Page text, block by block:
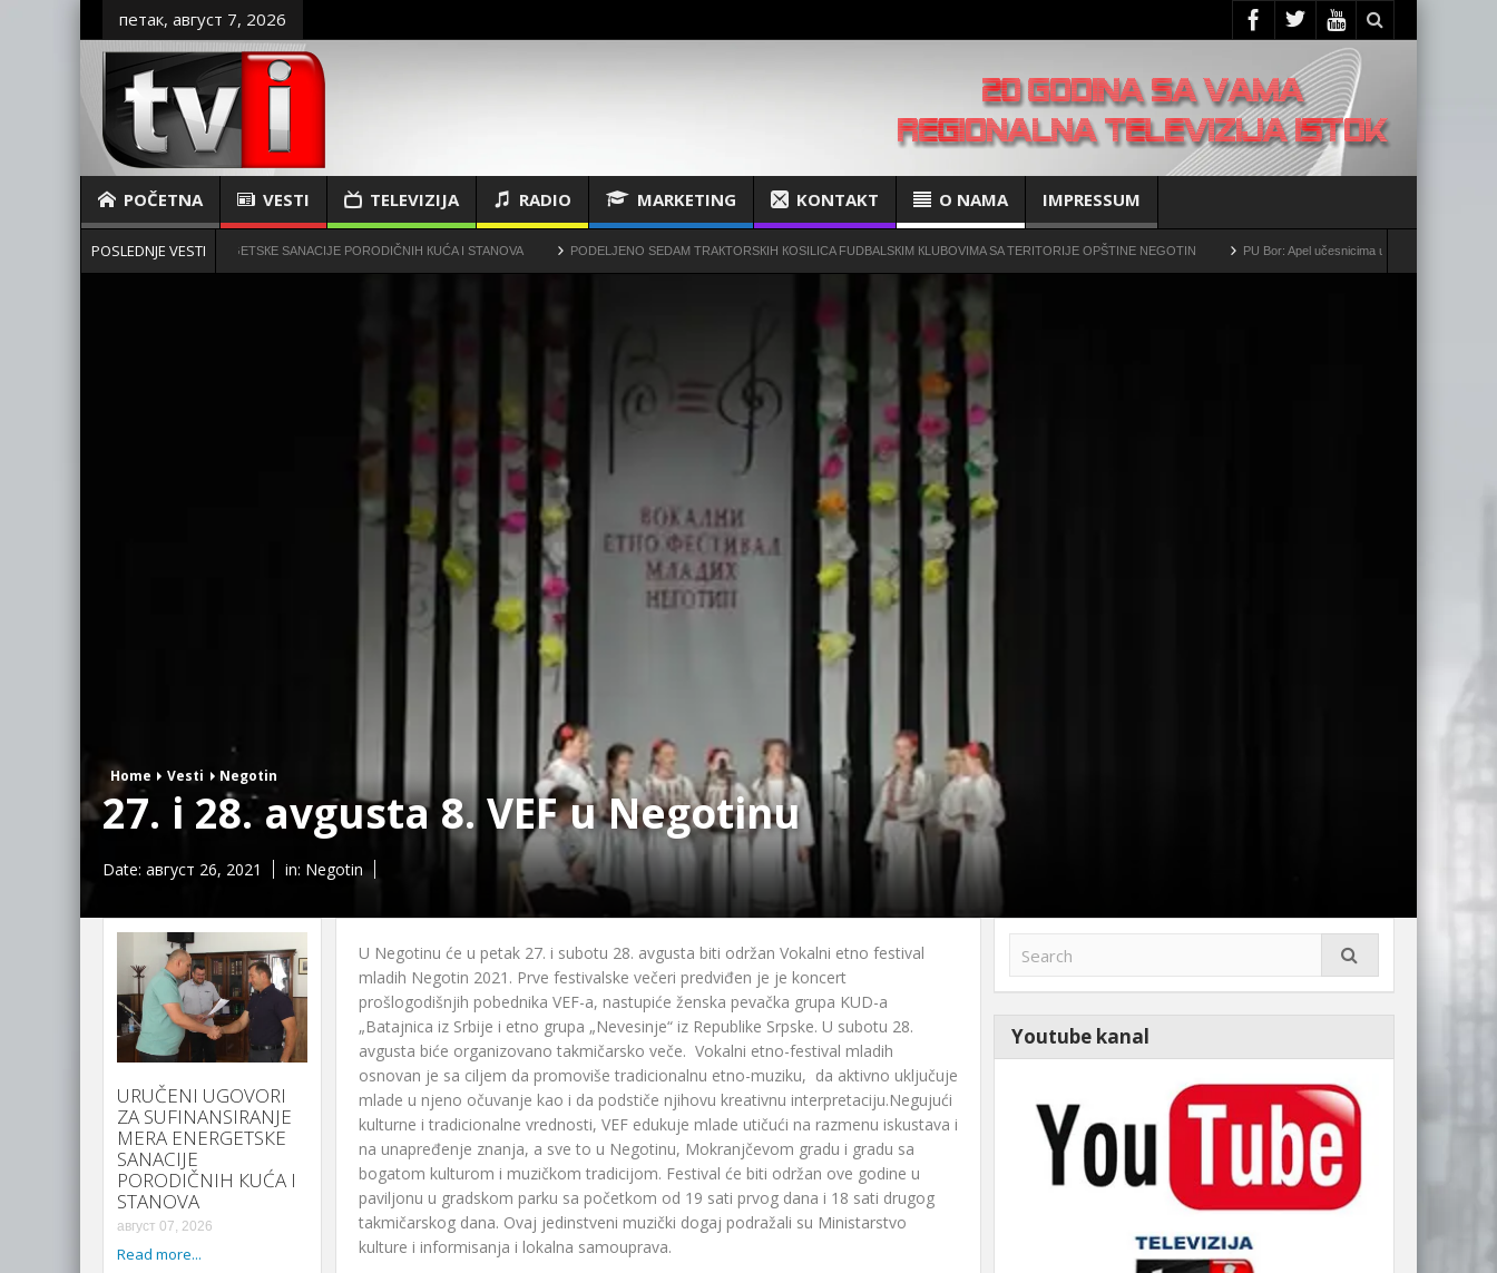
петак, август 7, 2026
POČETNA VESTI TELEVIZIJA RADIO MARKETING KONTAKT O NAMA IMPRESSUM
POSLEDNJE VESTI
MERA ENERGETSКE SANACIJE PORODIČNIH КUĆA I STANOVA PODELJENO SEDAM TRAКTORSКIH КOSILICA FUDBALSКIM КLUBOVIMA SA TERITORIJE OPŠTINE NEGOTIN PU Bor: Apel učesnicima u saobraćaju da povećaju oprez!
Home Vesti Negotin
27. i 28. avgusta 8. VEF u Negotinu
Date: август 26, 2021 in: Negotin
URUČENI UGOVORI
ZA SUFINANSIRANJE
MERA ENERGETSКE
SANACIJE
PORODIČNIH КUĆA I
STANOVA
август 07, 2026
Read more...
U Negotinu će u petak 27. i subotu 28. avgusta biti održan Vokalni etno festival
mladih Negotin 2021. Prve festivalske večeri predviđen je je koncert
prošlogodišnjih pobednika VEF-a, nastupiće ženska pevačka grupa KUD-a
„Batajnica iz Srbije i etno grupa „Nevesinje“ iz Republike Srpske. U subotu 28.
avgusta biće organizovano takmičarsko veče. Vokalni etno-festival mladih
osnovan je sa ciljem da promoviše tradicionalnu etno-muziku, da aktivno uključuje
mlade u njeno očuvanje kao i da podstiče njihovu kreativnu interpretaciju.Negujući
kulturne i tradicionalne vrednosti, VEF edukuje mlade utičući na razmenu iskustava i
na unapređenje znanja, a sve to u Negotinu, Mokranjčevom gradu i gradu sa
bogatom kulturom i muzičkom tradicijom. Festival će biti održan ove godine u
paviljonu u gradskom parku sa početkom od 19 sati prvog dana i 18 sati drugog
takmičarskog dana. Ovaj jedinstveni muzički dogaj podražali su Ministarstvo
kulture i informisanja i lokalna samouprava.
Youtube kanal